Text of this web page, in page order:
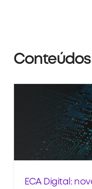
ECA Digital: